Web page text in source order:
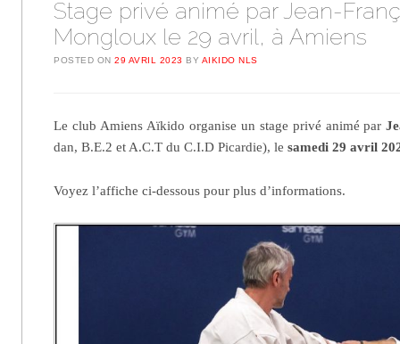
Stage privé animé par Jean-
Mongloux le 29 avril, à Amiens
POSTED ON29 AVRIL 2023 BY AIKIDO NLS
Le club Amiens Aïkido organise un stage privé animé par
dan, B.E.2 et A.C.T du C.I.D Picardie), lesamedi 29 avril
Voyez l’affiche ci-dessous pour plus d’informations.